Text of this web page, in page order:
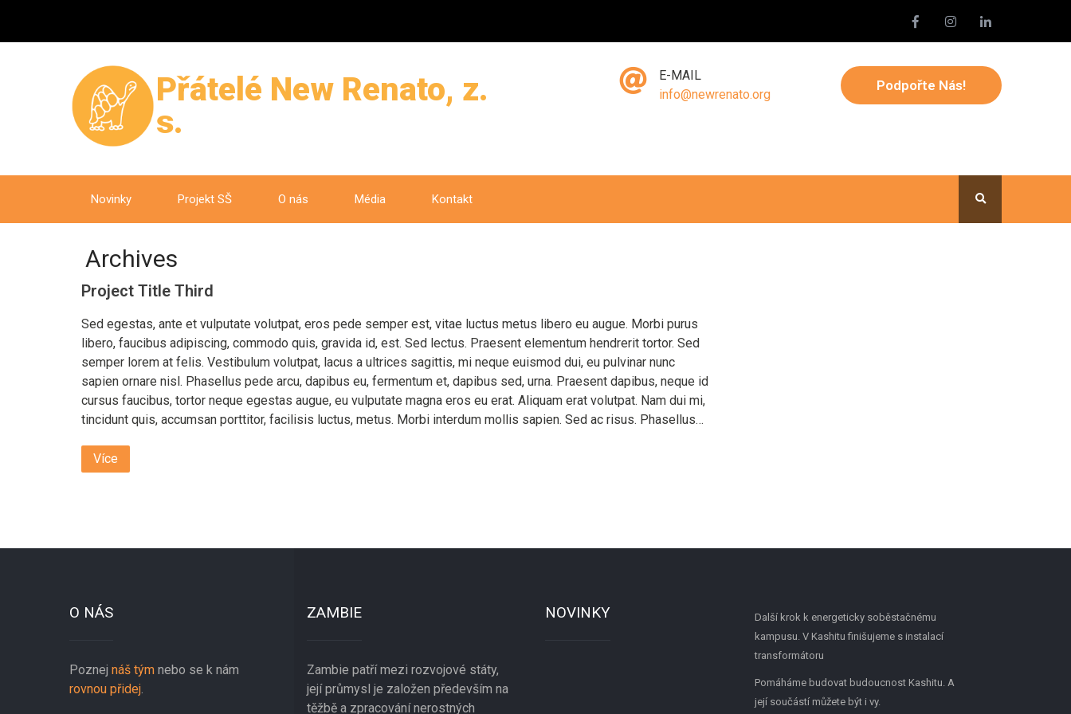
Přátelé New Renato, z.
s.
E-MAIL
info@newrenato.org
Podpořte Nás!
Novinky Projekt SŠ O nás Média Kontakt
Archives
Project Title Third
Sed egestas, ante et vulputate volutpat, eros pede semper est, vitae luctus metus libero eu augue. Morbi purus
libero, faucibus adipiscing, commodo quis, gravida id, est. Sed lectus. Praesent elementum hendrerit tortor. Sed
semper lorem at felis. Vestibulum volutpat, lacus a ultrices sagittis, mi neque euismod dui, eu pulvinar nunc
sapien ornare nisl. Phasellus pede arcu, dapibus eu, fermentum et, dapibus sed, urna. Praesent dapibus, neque id
cursus faucibus, tortor neque egestas augue, eu vulputate magna eros eu erat. Aliquam erat volutpat. Nam dui mi,
tincidunt quis, accumsan porttitor, facilisis luctus, metus. Morbi interdum mollis sapien. Sed ac risus. Phasellus…
Více
O NÁS
Poznej náš tým nebo se k nám
rovnou přidej.
ZAMBIE
Zambie patří mezi rozvojové státy,
její průmysl je založen především na
těžbě a zpracování nerostných
NOVINKY
Další krok k energeticky soběstačnému
kampusu. V Kashitu finišujeme s instalací
transformátoru
Pomáháme budovat budoucnost Kashitu. A
její součástí můžete být i vy.